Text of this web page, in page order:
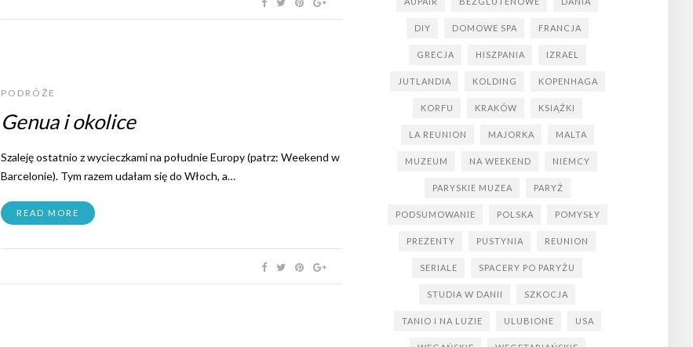
PODRÓŻE
Genua i okolice
Szaleję ostatnio z wycieczkami na południe Europy (patrz: Weekend w
Barcelonie). Tym razem udałam się do Włoch, a…
READ MORE
DIY DOMOWE SPA FRANCJA
GRECJA HISZPANIA IZRAEL
JUTLANDIA KOLDING KOPENHAGA
KORFU KRAKÓW KSIĄŻKI
LA REUNION MAJORKA MALTA
MUZEUM NA WEEKEND NIEMCY
PARYSKIE MUZEA PARYŻ
PODSUMOWANIE POLSKA POMYSŁY
PREZENTY PUSTYNIA REUNION
SERIALE SPACERY PO PARYŻU
STUDIA W DANII SZKOCJA
TANIO I NA LUZIE ULUBIONE USA